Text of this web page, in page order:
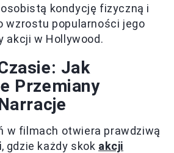
osobistą kondycję fizyczną i
wzrostu popularności jego
akcji w Hollywood.
Jak
Przemiany
w filmach otwiera prawdziwą
, gdzie każdy skok akcji